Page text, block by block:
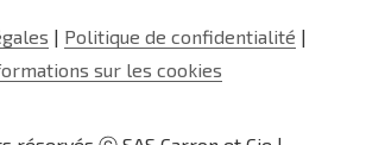
| Politique de confidentialité |
sur les cookies